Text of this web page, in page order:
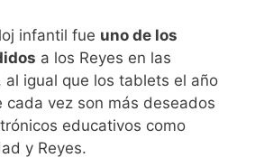
infantil fue uno de los
a los Reyes en las
al igual que los tablets el año
cada vez son más deseados
educativos como
y Reyes.